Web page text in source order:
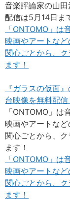
音楽評論家の山田
配信は5月14日ま
「ONTOMO」は
映画やアートな
関心ごとから、
ます！
『ガラスの仮面
台映像を無料配信
「ONTOMO」は
映画やアートな
関心ごとから、
ます！
「ONTOMO」は
映画やアートな
関心ごとから、
ます！